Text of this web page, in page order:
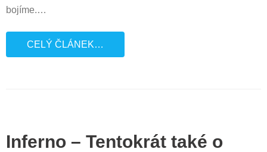
bojíme.…
CELÝ ČLÁNEK…
Inferno – Tentokrát také o